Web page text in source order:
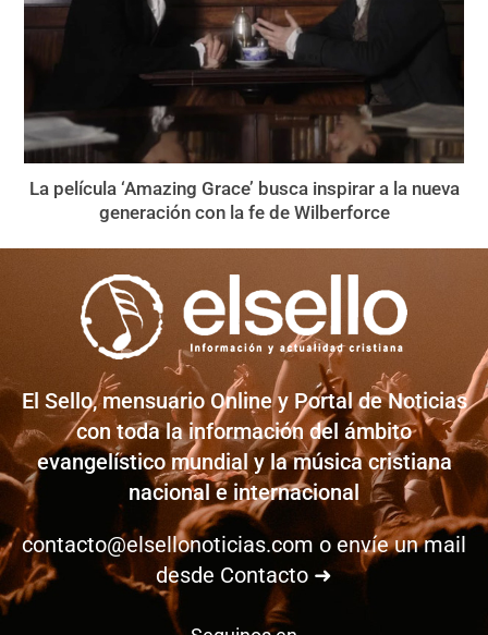
La película ‘Amazing Grace’ busca inspirar a la nueva
generación con la fe de Wilberforce
El Sello, mensuario Online y Portal de Noticias
con toda la información del ámbito
evangelístico mundial y la música cristiana
nacional e internacional
contacto@elsellonoticias.com o envíe un mail
desde Contacto ➜